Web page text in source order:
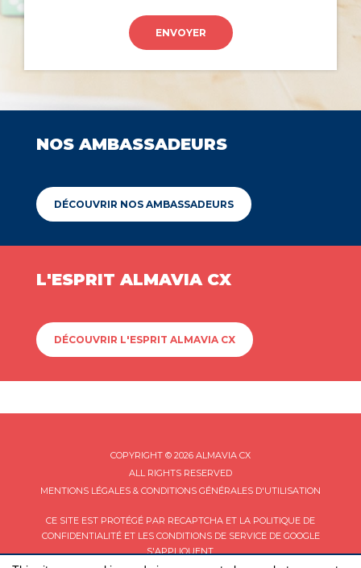
ENVOYER
NOS AMBASSADEURS
DÉCOUVRIR NOS AMBASSADEURS
L'ESPRIT ALMAVIA CX
DÉCOUVRIR L'ESPRIT ALMAVIA CX
COPYRIGHT © 2026 ALMAVIA CX
ALL RIGHTS RESERVED
MENTIONS LÉGALES & CONDITIONS GÉNÉRALES D'UTILISATION
CE SITE EST PROTÉGÉ PAR RECAPTCHA ET LA POLITIQUE DE
CONFIDENTIALITÉET LES CONDITIONS DE SERVICEDE GOOGLE
S'APPLIQUENT.